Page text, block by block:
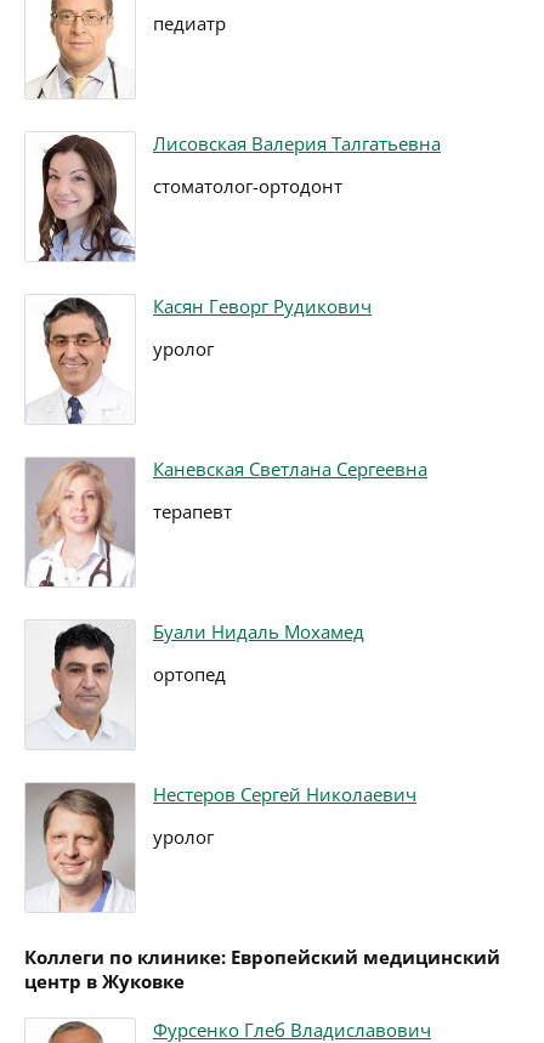
педиатр
Лисовская Валерия Талгатьевна
стоматолог-ортодонт
Касян Геворг Рудикович
уролог
Каневская Светлана Сергеевна
терапевт
Буали Нидаль Мохамед
ортопед
Нестеров Сергей Николаевич
уролог
Коллеги по клинике: Европейский медицинский
центр в Жуковке
Фурсенко Глеб Владиславович